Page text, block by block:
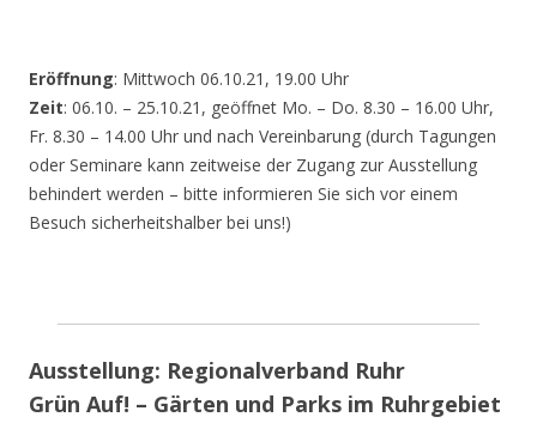
Eröffnung: Mittwoch 06.10.21, 19.00 Uhr
Zeit: 06.10. – 25.10.21, geöffnet Mo. – Do. 8.30 – 16.00 Uhr,
Fr. 8.30 – 14.00 Uhr und nach Vereinbarung (durch Tagungen
oder Seminare kann zeitweise der Zugang zur Ausstellung
behindert werden – bitte informieren Sie sich vor einem
Besuch sicherheitshalber bei uns!)
Ausstellung: Regionalverband Ruhr
Grün Auf! – Gärten und Parks im Ruhrgebiet